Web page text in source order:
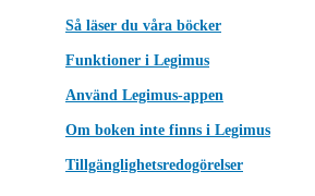
Så läser du våra böcker
Funktioner i Legimus
Använd Legimus-appen
Om boken inte finns i Legimus
Tillgänglighetsredogörelser